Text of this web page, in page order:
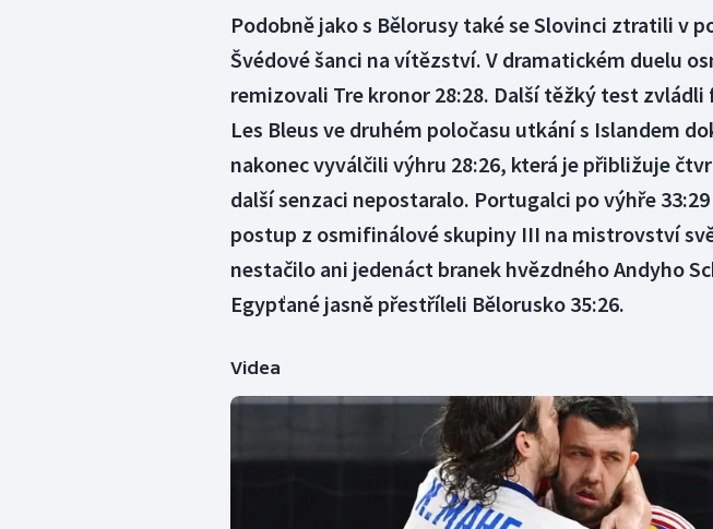
Podobně jako s Bělorusy také se Slovinci ztratili v
Švédové šanci na vítězství. V dramatickém duelu
remizovali Tre kronor 28:28. Další těžký test
Les Bleus ve druhém poločasu utkání s Islandem
nakonec vyválčili výhru 28:26, která je přibližuje
další senzaci nepostaralo. Portugalci po výhře
postup z osmifinálové skupiny III na mistrovství
nestačilo ani jedenáct branek hvězdného Andyho
Egypťané jasně přestříleli Bělorusko 35:26.
Videa